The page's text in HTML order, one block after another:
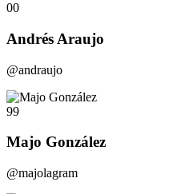
00
Andrés Araujo
@andraujo
99
Majo González
@majolagram